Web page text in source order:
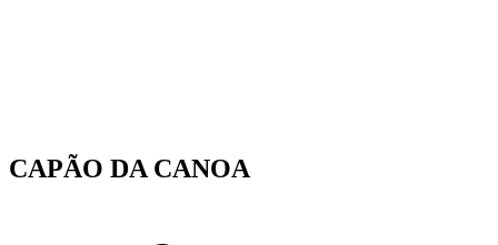
CAPÃO DA CANOA